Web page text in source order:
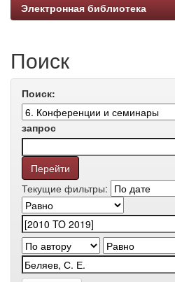
Электронная библиотека
Поиск
Поиск:
запрос
Текущие фильтры: